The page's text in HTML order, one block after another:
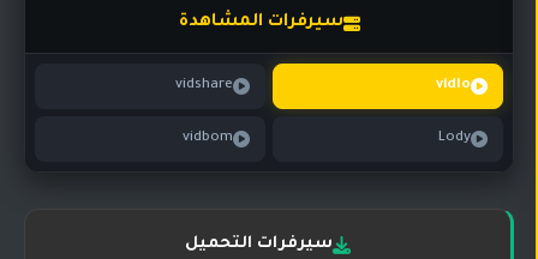
مسلسلات
تركي
سيرفرات المشاهدة
vidlo
vidshare
Lody
vidbom
سيرفرات التحميل